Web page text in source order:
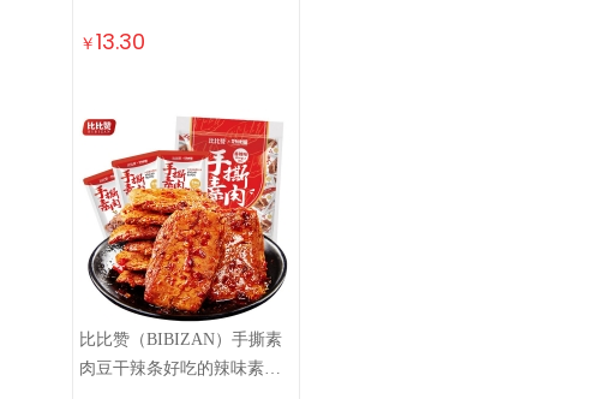
￥13.30
比比赞（BIBIZAN）手撕素
肉豆干辣条好吃的辣味素肉